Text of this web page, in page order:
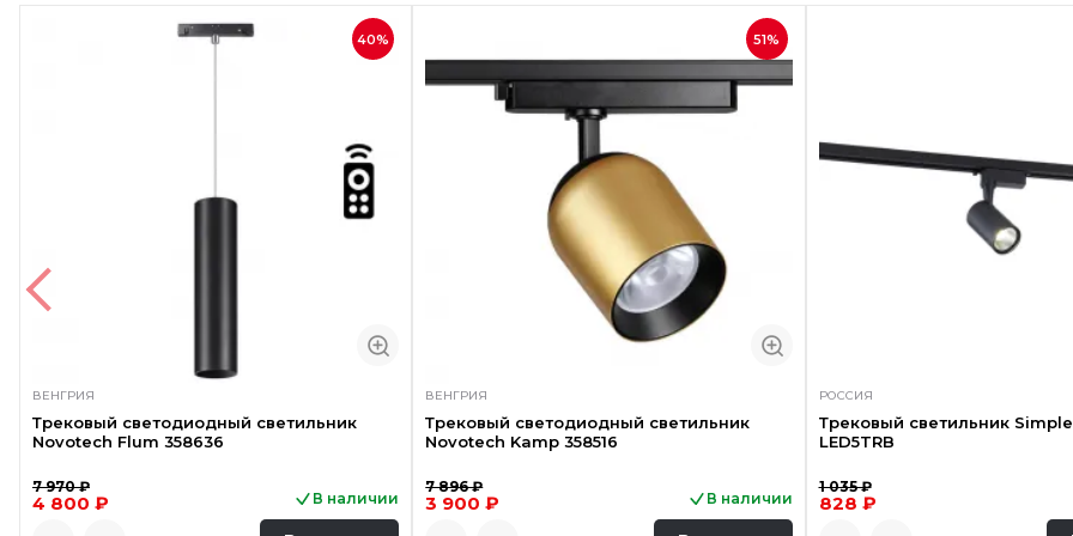
40%
ВЕНГРИЯ
Трековый светодиодный светильник
Novotech Flum 358636
7 970 ₽
4 800 ₽ В наличии
51%
ВЕНГРИЯ
Трековый светодиодный светильник
Novotech Kamp 358516
7 896 ₽
3 900 ₽ В наличии
РОССИЯ
Трековый светильник
LED5TRB
1 035 ₽
828 ₽